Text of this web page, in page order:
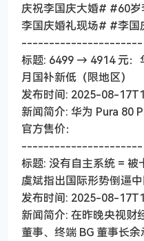
庆祝李国庆大婚# #60
李国庆婚礼现场# #李国
----------------------
标题: 6499 → 4914 元：
月国补新低（限地区）
发布时间: 2025-08-
新闻简介: 华为 Pura 80
官方售价：
----------------------
标题: 没有自主系统 = 被
虞斌指出国际形势倒逼
发布时间: 2025-08-
新闻简介: 在昨晚央视财
董事、终端 BG 董事长